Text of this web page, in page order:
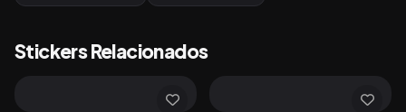
Stickers Relacionados